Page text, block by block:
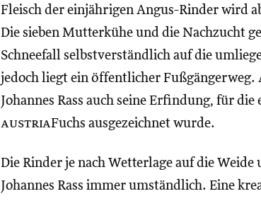
Fleisch der einjährigen Angus-Rinder wird
Die sieben Mutterkühe und die Nachzucht
Schneefall selbstverständlich auf die
jedoch liegt ein öffentlicher Fußgängerweg.
Johannes Rass auch seine Erfindung, für
austriaFuchs ausgezeichnet wurde.
Die Rinder je nach Wetterlage auf die
Johannes Rass immer umständlich. Eine